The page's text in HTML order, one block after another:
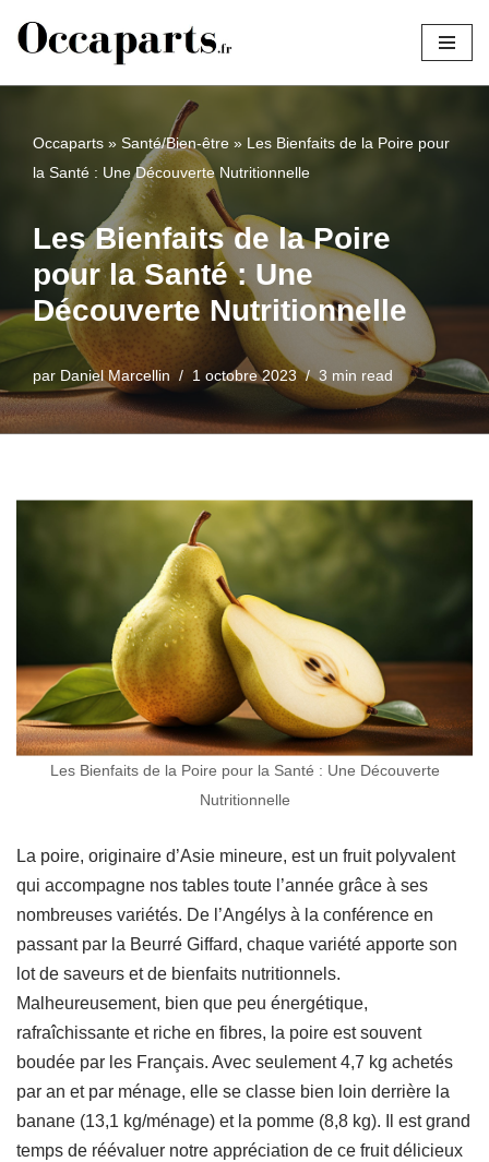
au
Occaparts » Santé/Bien-être » Les Bienfaits de la Poire pour
la Santé : Une Découverte Nutritionnelle
Les Bienfaits de la Poire
pour la Santé : Une
Découverte Nutritionnelle
par Daniel Marcellin 1 octobre 2023 3 min read
Les Bienfaits de la Poire pour la Santé : Une Découverte
Nutritionnelle
La poire, originaire d’Asie mineure, est un fruit polyvalent
qui accompagne nos tables toute l’année grâce à ses
nombreuses variétés. De l’Angélys à la conférence en
passant par la Beurré Giffard, chaque variété apporte son
lot de saveurs et de bienfaits nutritionnels.
Malheureusement, bien que peu énergétique,
rafraîchissante et riche en fibres, la poire est souvent
boudée par les Français. Avec seulement 4,7 kg achetés
par an et par ménage, elle se classe bien loin derrière la
banane (13,1 kg/ménage) et la pomme (8,8 kg). Il est grand
temps de réévaluer notre appréciation de ce fruit délicieux